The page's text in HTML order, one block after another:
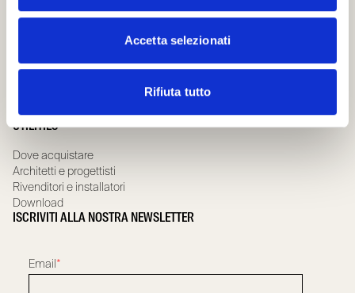
Accetta selezionati
Rifiuta tutto
Governance team
Scrignolab
News
UTILITIES
Dove acquistare
Architetti e progettisti
Rivenditori e installatori
Download
ISCRIVITI ALLA NOSTRA NEWSLETTER
Email*